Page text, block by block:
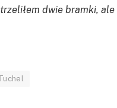
dwie bramki,